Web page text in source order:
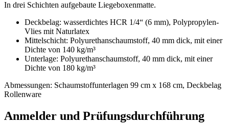
In drei Schichten aufgebaute Liegeboxenmatte.
Deckbelag: wasserdichtes HCR 1/4“ (6 mm), Poly­propylen-
Vlies mit Naturlatex
Mittelschicht: Polyurethanschaumstoff, 40 mm dick, mit einer
Dichte von 140 kg/m³
Unterlage: Polyurethanschaumstoff, 40 mm dick, mit einer
Dichte von 180 kg/m³
Abmessungen: Schaumstoffunterlagen 99 cm x 168 cm, Deckbelag
Rollenware
Anmelder und Prüfungsdurchführung